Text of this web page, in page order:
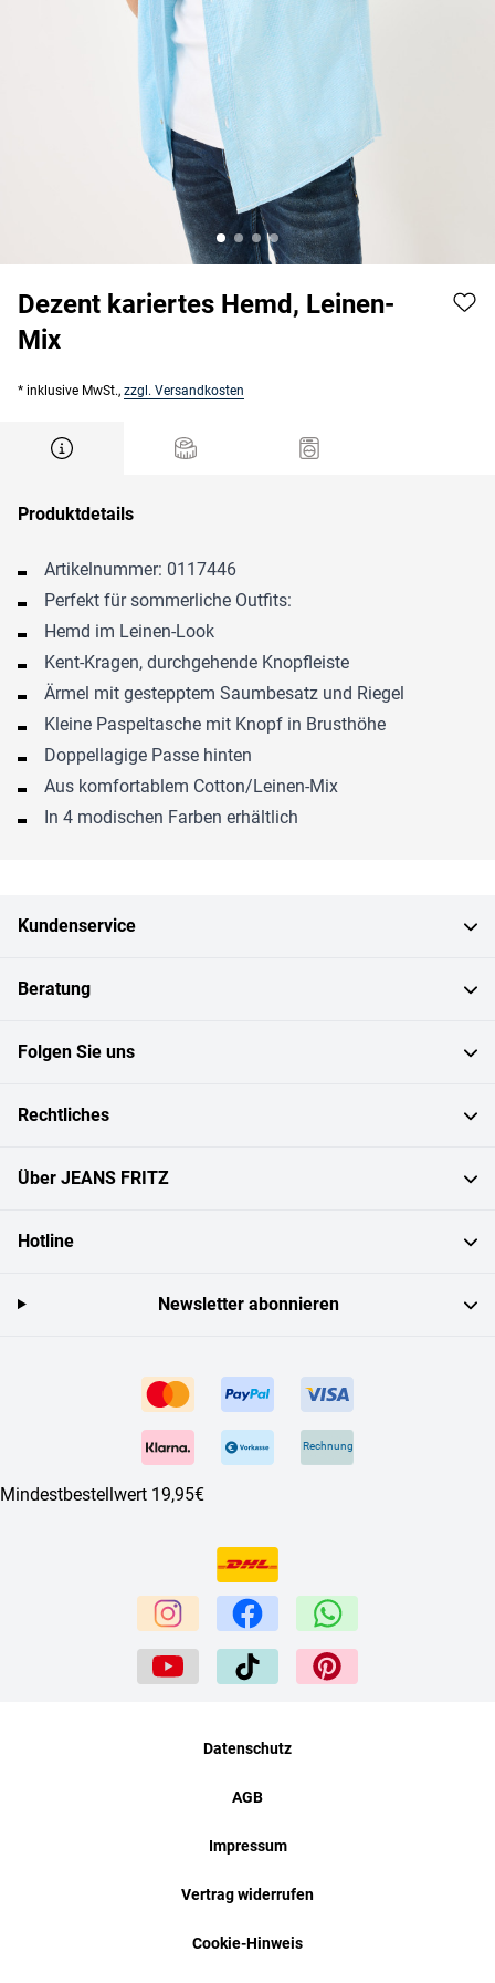
Dezent kariertes Hemd, Leinen-
Mix
* inklusive MwSt., zzgl. Versandkosten
Produktdetails
Artikelnummer: 0117446
Perfekt für sommerliche Outfits:
Hemd im Leinen-Look
Kent-Kragen, durchgehende Knopfleiste
Ärmel mit gestepptem Saumbesatz und Riegel
Kleine Paspeltasche mit Knopf in Brusthöhe
Doppellagige Passe hinten
Aus komfortablem Cotton/Leinen-Mix
In 4 modischen Farben erhältlich
Kundenservice
Beratung
Folgen Sie uns
Rechtliches
Über JEANS FRITZ
Hotline
Rechnung
Mindestbestellwert 19,95€
Newsletter abonnieren
Datenschutz
AGB
Impressum
Vertrag widerrufen
Cookie-Hinweis